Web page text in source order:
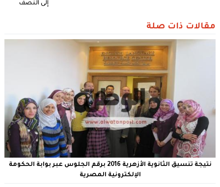
إلى النصف
مقالات ذات صلة
نتيجة تنسيق الثانوية الأزهرية 2016 برقم الجلوس عبر بوابة الحكومة
الإلكترونية المصرية